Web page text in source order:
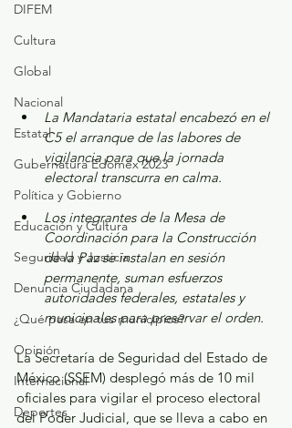
DIFEM
Cultura
Global
Nacional
Estatal
Gubernatura Edoméx 2023
Política y Gobierno
Educación y Cultura
Seguridad y Justicia
Denuncia Ciudadana
¿Qué pasa en tus municipios?
Opinión
Internacional
Deportes
La Mandataria estatal encabezó en el
C5 el arranque de las labores de
vigilancia para que la jornada
electoral transcurra en calma.
Los integrantes de la Mesa de
Coordinación para la Construcción
de la Paz se instalan en sesión
permanente, suman esfuerzos
autoridades federales, estatales y
municipales para preservar el orden.
La Secretaría de Seguridad del Estado de
México (SSEM) desplegó más de 10 mil
oficiales para vigilar el proceso electoral
del Poder Judicial, que se lleva a cabo en